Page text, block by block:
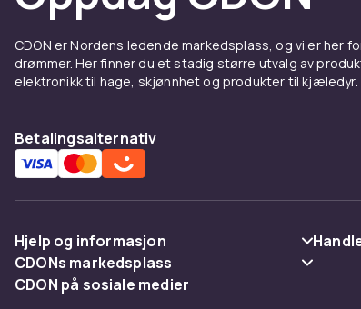
CDON er Nordens ledende markedsplass, og vi er her
drømmer. Her finner du et stadig større utvalg av
elektronikk til hage, skjønnhet og produkter til
Betalingsalternativ
Hjelp og informasjon
Vanlige spørsmål
CDONs markedsplass
Merchant Help Center
CDON på sosiale medier